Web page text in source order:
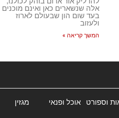
אלה שנשארים כאן ואינם מוכנים
בעד שום הון שבעולם לארוז
ולעזוב
המשך קריאה »
וספורט אוכל ופנאי מגזין